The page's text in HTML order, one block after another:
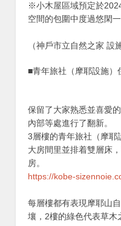
※小木屋區域預定於
空間的包圍中度過悠閑一
（神戶市立自然之家 設
■青年旅社（摩耶設施）
保留了大家熟悉並喜愛
內部等處進行了翻新。
3層樓的青年旅社（摩耶
大房間里並排着雙層床
房。
https://kobe-
每層樓都有表現摩耶山
壤，2樓的綠色代表草木